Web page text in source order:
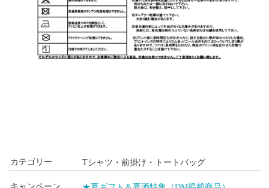
カテゴリー Tシャツ・前掛け・トートバッグ